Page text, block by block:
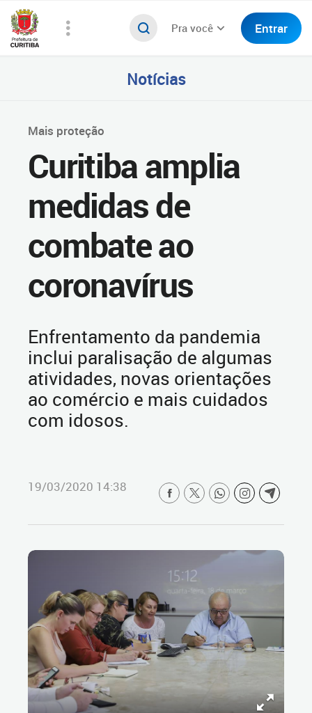
Pra você Entrar
Notícias
Mais proteção
Curitiba amplia
medidas de
combate ao
coronavírus
Enfrentamento da pandemia
inclui paralisação de algumas
atividades, novas orientações
ao comércio e mais cuidados
com idosos.
19/03/2020 14:38